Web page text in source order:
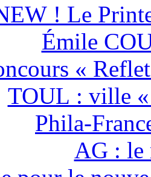
! Le
Émile
«
TOUL : ville
Phila-
AG : le